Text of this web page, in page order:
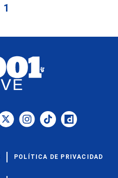
1
POLÍTICA DE PRIVACIDAD